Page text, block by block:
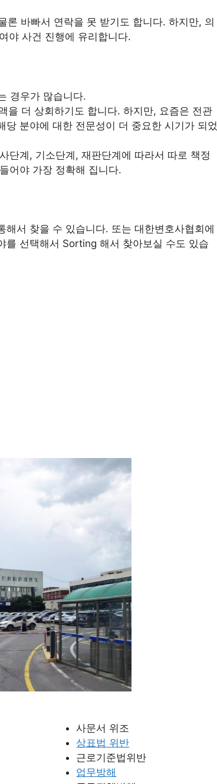
론 바빠서 연락을 못 받기도 합니다. 하지만, 의
야 사건 진행에 유리합니다.
경우가 많습니다.
을 더 상회하기도 합니다. 하지만, 요즘은 전관
분야에 대한 전문성이 더 중요한 시기가 되었
단계, 기소단계, 재판단계에 따라서 따로 책정
어야 가장 정확해 집니다.
서 찾을 수 있습니다. 또는 대한변호사협회에
를 선택해서 Sorting 해서 찾아보실 수도 있습
사문서 위조
상표법 위반
근로기준법위반
업무방해